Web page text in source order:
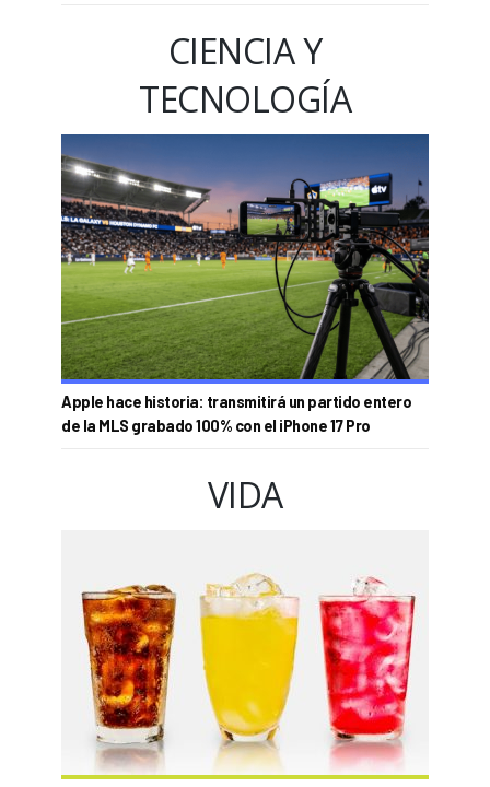
CIENCIA Y
TECNOLOGÍA
Apple hace historia: transmitirá un partido entero
de la MLS grabado 100% con el iPhone 17 Pro
VIDA